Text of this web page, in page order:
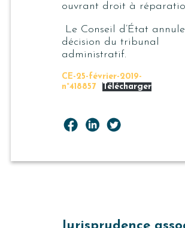
ouvrant droit à
Le Conseil d’État
décision du tribunal
administratif.
CE-25-février-2019-
n°418857
Télécharger